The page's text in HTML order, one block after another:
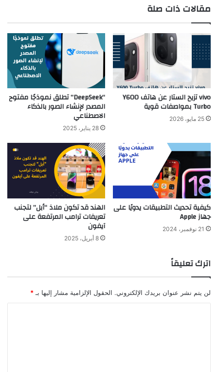
مقالات ذات صلة
vivo تزيح الستار عن هاتف Y600
Turbo بمواصفات قوية
25 مايو، 2026
“DeepSeek” تطلق نموذجًا مفتوح
المصدر لإنشاء الصور بالذكاء
الاصطناعي
28 يناير، 2025
كيفية تحديث التطبيقات يدويًا على
جهاز Apple
21 نوفمبر، 2024
الهند قد تكون ملاذ “أبل” لتجنب
تعريفات ترامب المرتفعة على
آيفون
8 أبريل، 2025
اترك تعليقاً
لن يتم نشر عنوان بريدك الإلكتروني. الحقول الإلزامية مشار إليها بـ *